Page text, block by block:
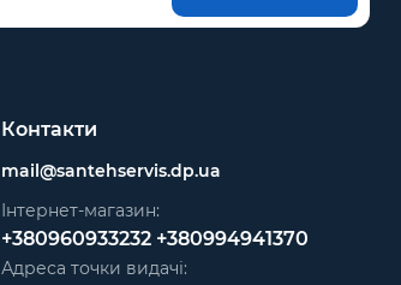
Контакти
mail@santehservis.dp.ua
Інтернет-магазин:
+380960933232 +380994941370
Адреса точки видачі: